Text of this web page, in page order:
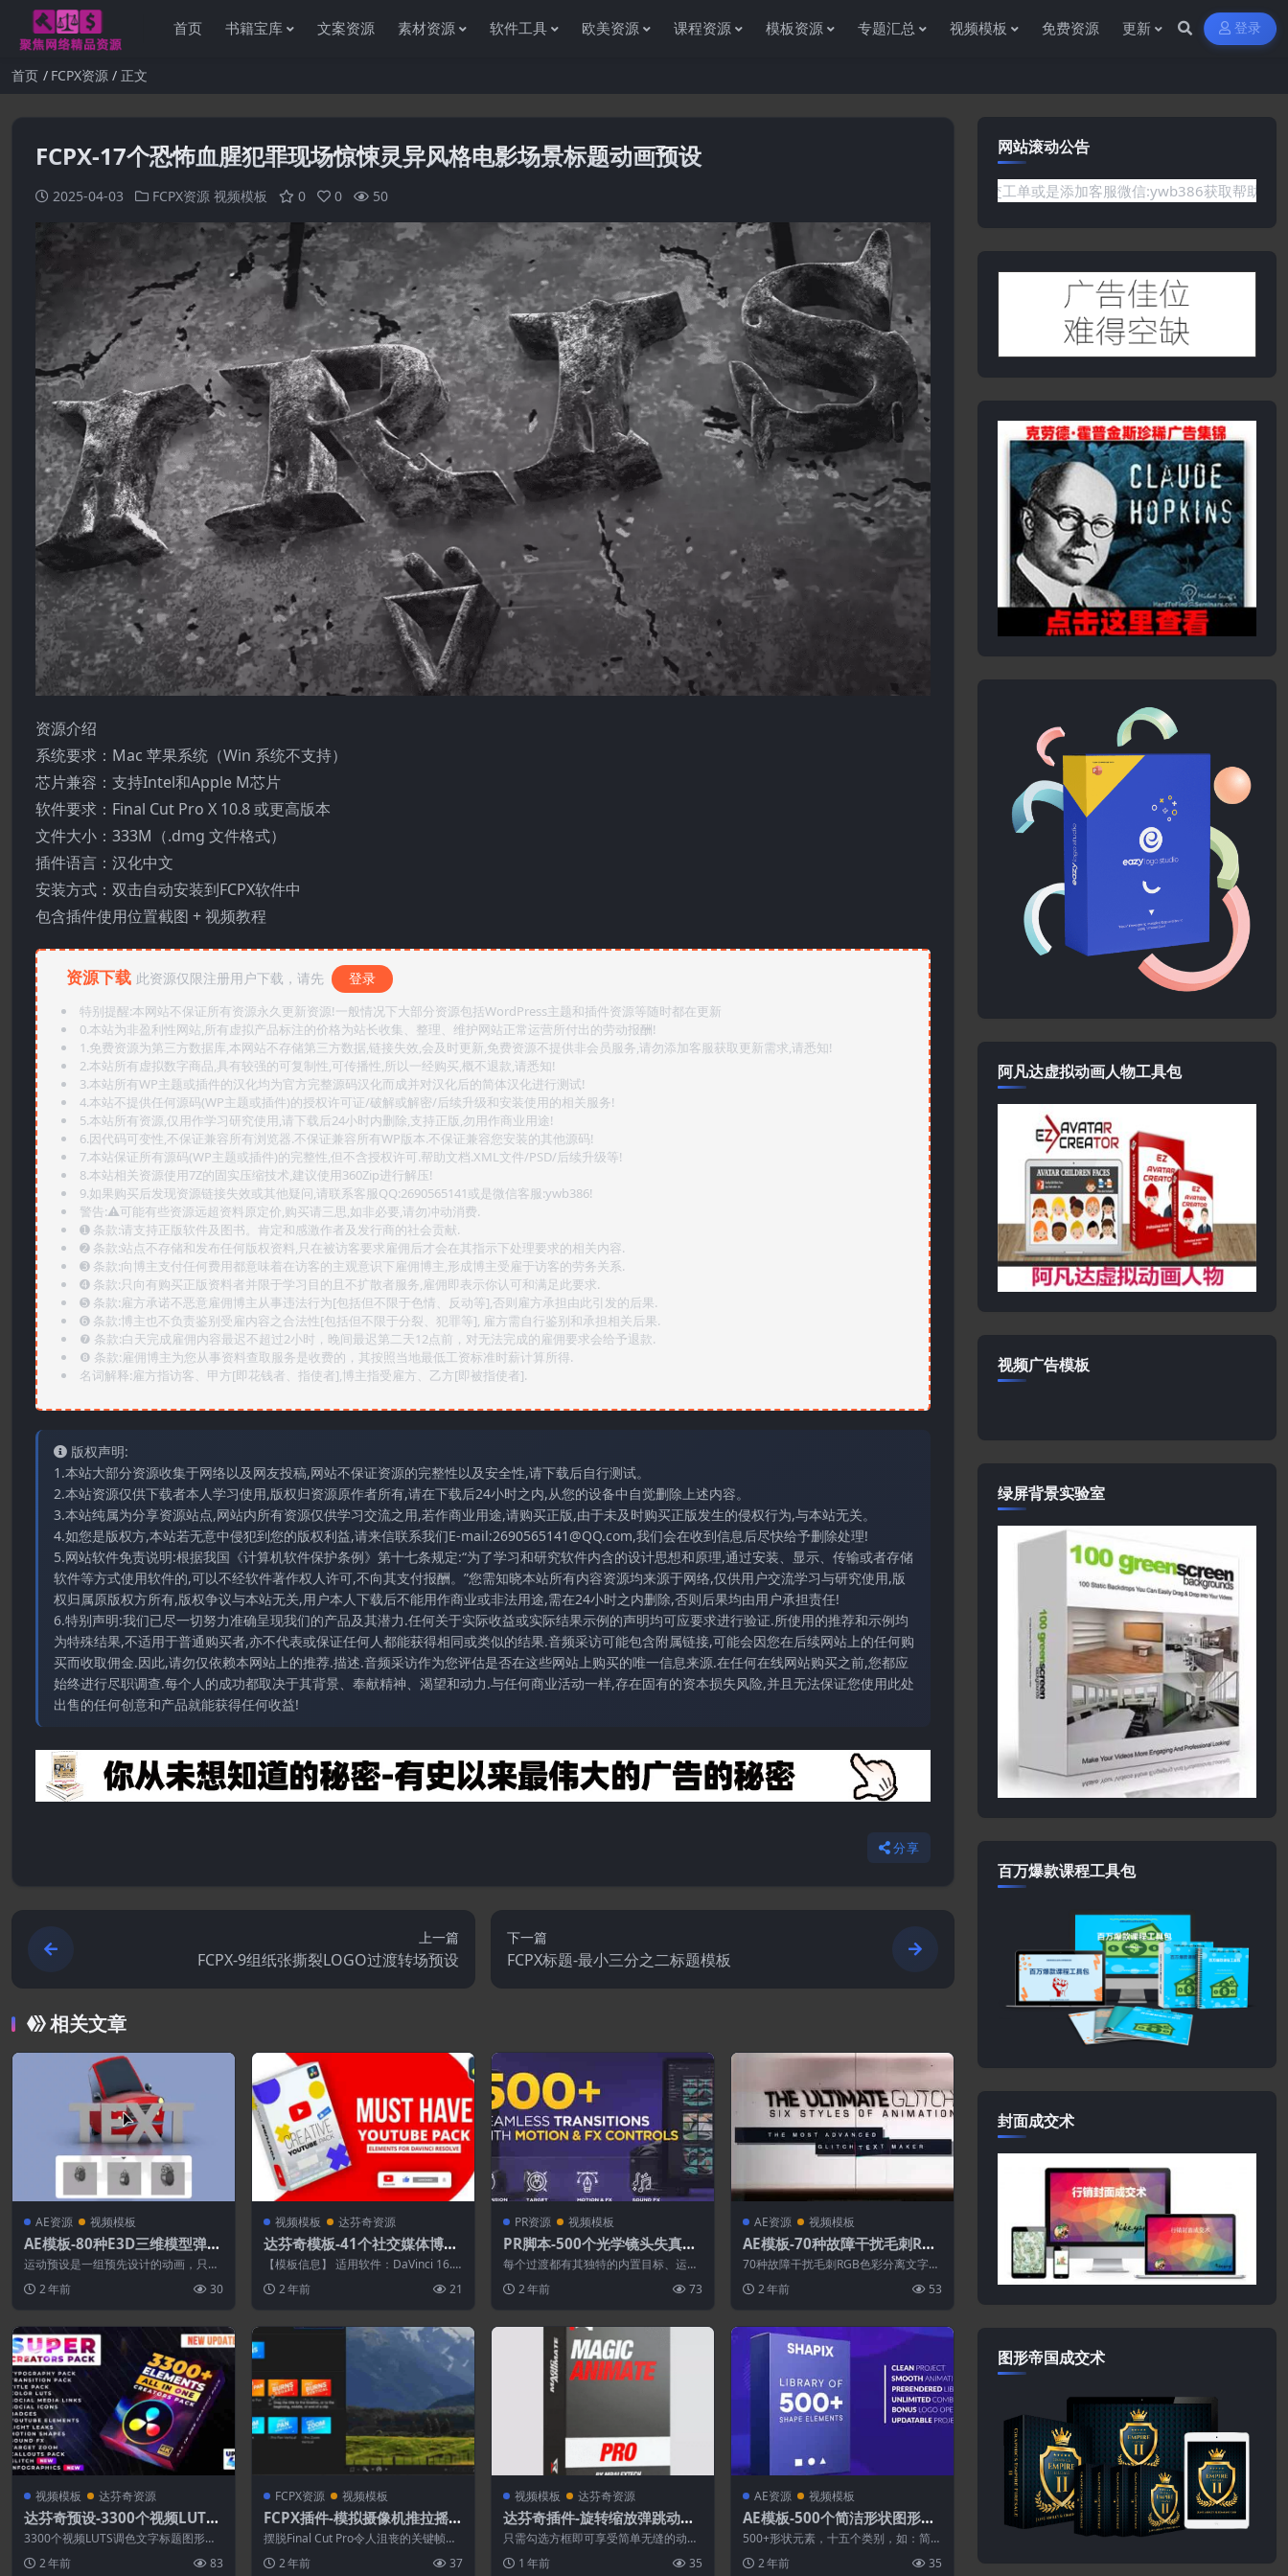
首页 书籍宝库 文案资源 素材资源 软件工具 欧美资源 课程资源 模板资源 专题汇总 视频模板 免费资源 更新 登录
首页 FCPX资源 正文
FCPX-17个恐怖血腥犯罪现场惊悚灵异风格电影场景标题动画预设
2025-04-03 FCPX资源 视频模板 0 0 50
资源介绍
系统要求：Mac 苹果系统（Win 系统不支持）
芯片兼容：支持Intel和Apple M芯片
软件要求：Final Cut Pro X 10.8 或更高版本
文件大小：333M（.dmg 文件格式）
插件语言：汉化中文
安装方式：双击自动安装到FCPX软件中
包含插件使用位置截图 + 视频教程
资源下载 此资源仅限注册用户下载，请先 登录
特别提醒:本网站不保证所有资源永久更新资源!一般情况下大部分资源包括WordPress主题和插件资源等随时都在更新
0.本站为非盈利性网站,所有虚拟产品标注的价格为站长收集、整理、维护网站正常运营所付出的劳动报酬!
1.免费资源为第三方数据库,本网站不存储第三方数据,链接失效,会及时更新,免费资源不提供非会员服务,请勿添加客服获取更新需求,请悉知!
2.本站所有虚拟数字商品,具有较强的可复制性,可传播性,所以一经购买,概不退款,请悉知!
3.本站所有WP主题或插件的汉化均为官方完整源码汉化而成并对汉化后的简体汉化进行测试!
4.本站不提供任何源码(WP主题或插件)的授权许可证/破解或解密/后续升级和安装使用的相关服务!
5.本站所有资源,仅用作学习研究使用,请下载后24小时内删除,支持正版,勿用作商业用途!
6.因代码可变性,不保证兼容所有浏览器.不保证兼容所有WP版本.不保证兼容您安装的其他源码!
7.本站保证所有源码(WP主题或插件)的完整性,但不含授权许可.帮助文档.XML文件/PSD/后续升级等!
8.本站相关资源使用7Z的固实压缩技术,建议使用360Zip进行解压!
9.如果购买后发现资源链接失效或其他疑问,请联系客服QQ:2690565141或是微信客服:ywb386!
警告:⚠️可能有些资源远超资料原定价,购买请三思,如非必要,请勿冲动消费.
➊️ 条款:请支持正版软件及图书。肯定和感激作者及发行商的社会贡献.
➋️ 条款:站点不存储和发布任何版权资料,只在被访客要求雇佣后才会在其指示下处理要求的相关内容.
➌️ 条款:向博主支付任何费用都意味着在访客的主观意识下雇佣博主,形成博主受雇于访客的劳务关系.
➍️ 条款:只向有购买正版资料者并限于学习目的且不扩散者服务,雇佣即表示你认可和满足此要求.
➎ 条款:雇方承诺不恶意雇佣博主从事违法行为[包括但不限于色情、反动等],否则雇方承担由此引发的后果.
➏️ 条款:博主也不负责鉴别受雇内容之合法性[包括但不限于分裂、犯罪等], 雇方需自行鉴别和承担相关后果.
❼ 条款:白天完成雇佣内容最迟不超过2小时，晚间最迟第二天12点前，对无法完成的雇佣要求会给予退款.
❽ 条款:雇佣博主为您从事资料查取服务是收费的，其按照当地最低工资标准时薪计算所得.
名词解释:雇方指访客、甲方[即花钱者、指使者],博主指受雇方、乙方[即被指使者].
版权声明:
1.本站大部分资源收集于网络以及网友投稿,网站不保证资源的完整性以及安全性,请下载后自行测试。
2.本站资源仅供下载者本人学习使用,版权归资源原作者所有,请在下载后24小时之内,从您的设备中自觉删除上述内容。
3.本站纯属为分享资源站点,网站内所有资源仅供学习交流之用,若作商业用途,请购买正版,由于未及时购买正版发生的侵权行为,与本站无关。
4.如您是版权方,本站若无意中侵犯到您的版权利益,请来信联系我们E-mail:2690565141@QQ.com,我们会在收到信息后尽快给予删除处理!
5.网站软件免责说明:根据我国《计算机软件保护条例》第十七条规定:“为了学习和研究软件内含的设计思想和原理,通过安装、显示、传输或者存储
软件等方式使用软件的,可以不经软件著作权人许可,不向其支付报酬。”您需知晓本站所有内容资源均来源于网络,仅供用户交流学习与研究使用,版
权归属原版权方所有,版权争议与本站无关,用户本人下载后不能用作商业或非法用途,需在24小时之内删除,否则后果均由用户承担责任!
6.特别声明:我们已尽一切努力准确呈现我们的产品及其潜力.任何关于实际收益或实际结果示例的声明均可应要求进行验证.所使用的推荐和示例均
为特殊结果,不适用于普通购买者,亦不代表或保证任何人都能获得相同或类似的结果.音频采访可能包含附属链接,可能会因您在后续网站上的任何购
买而收取佣金.因此,请勿仅依赖本网站上的推荐.描述.音频采访作为您评估是否在这些网站上购买的唯一信息来源.在任何在线网站购买之前,您都应
始终进行尽职调查.每个人的成功都取决于其背景、奉献精神、渴望和动力.与任何商业活动一样,存在固有的资本损失风险,并且无法保证您使用此处
出售的任何创意和产品就能获得任何收益!
分享
上一篇
FCPX-9组纸张撕裂LOGO过渡转场预设
下一篇
FCPX标题-最小三分之二标题模板
相关文章
AE资源 视频模板
AE模板-80种E3D三维模型弹跳
旋转飞行动画预设
运动预设是一组预先设计的动画，只需
包含80...
2 年前 30
视频模板 达芬奇资源
达芬奇模板-41个社交媒体博主
点赞订阅宣传元素动画包
【模板信息】 适用软件：DaVinci 16.2
2 年前 21
PR资源 视频模板
PR脚本-500个光学镜头失真模
糊平铺色差缩放扭曲视频无缝
转场预设
每个过渡都有其独特的内置目标、运动
2 年前 73
AE资源 视频模板
AE模板-70种故障干扰毛刺RGB
色彩分离文字标题动画
70种故障干扰毛刺RGB色彩分离文字标
2 年前 53
视频模板 达芬奇资源
达芬奇预设-3300个视频LUTS
调色文字标题图形动画无缝转
场预设包
3300个视频LUTS调色文字标题图形动
场，文字...
2 年前 83
FCPX资源 视频模板
FCPX插件-模拟摄像机推拉摇晃
对焦移动运镜动画 Pro Zooms
摆脱Final Cut Pro令人沮丧的关键帧系
2 年前 37
视频模板 达芬奇资源
达芬奇插件-旋转缩放弹跳动画
+100个预设
只需勾选方框即可享受简单无缝的动
工具进行“即时...
1 年前 35
AE资源 视频模板
AE模板-500个简洁形状图形元
素MG动画 Shape Elements
Pack
500+形状元素，十五个类别，如：简单
2 年前 35
网站滚动公告
感谢您访问资源杂货铺获取各种信息资源!如果遇到任何问题或是网站没有你需要的资源,欢迎提交工单或是添加客服微信:ywb386
阿凡达虚拟动画人物工具包
视频广告模板
绿屏背景实验室
百万爆款课程工具包
封面成交术
图形帝国成交术